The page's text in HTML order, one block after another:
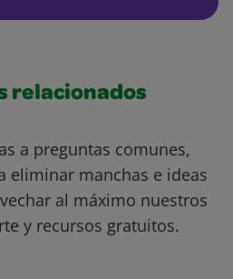
relacionados
a preguntas comunes,
eliminar manchas e ideas
al máximo nuestros
y recursos gratuitos.